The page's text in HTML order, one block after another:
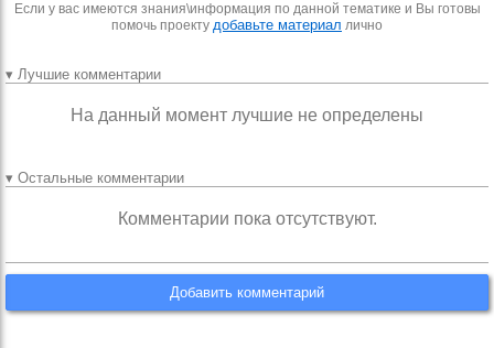
Если у вас имеются знания\информация по данной тематике и Вы готовы
помочь проекту добавьте материал лично
▾ Лучшие комментарии
На данный момент лучшие не определены
▾ Остальные комментарии
Комментарии пока отсутствуют.
Добавить комментарий